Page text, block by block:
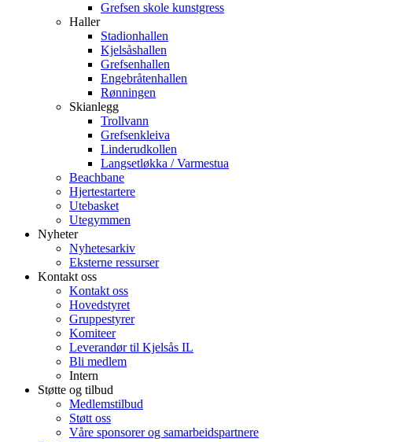
Grefsen skole kunstgress
Haller
Stadionhallen
Kjelsåshallen
Grefsenhallen
Engebråtenhallen
Rønningen
Skianlegg
Trollvann
Grefsenkleiva
Linderudkollen
Langsetløkka / Varmestua
Beachbane
Hjertestartere
Utebasket
Utegymmen
Nyheter
Nyhetesarkiv
Eksterne ressurser
Kontakt oss
Kontakt oss
Hovedstyret
Gruppestyrer
Komiteer
Leverandør til Kjelsås IL
Bli medlem
Intern
Støtte og tilbud
Medlemstilbud
Støtt oss
Våre sponsorer og samarbeidspartnere